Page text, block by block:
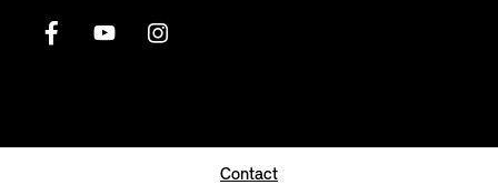
Contact